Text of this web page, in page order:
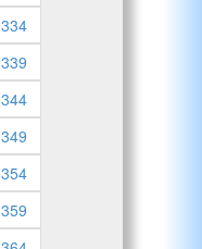
334
339
344
349
354
359